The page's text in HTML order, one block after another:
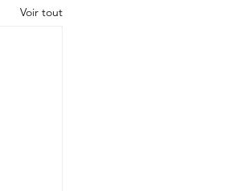
Voir tout